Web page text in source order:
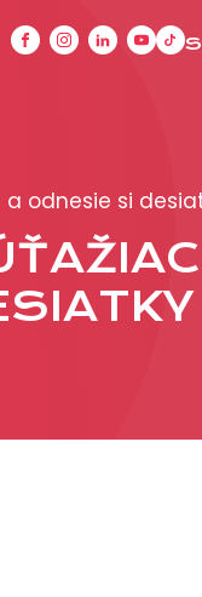
a odnesie si